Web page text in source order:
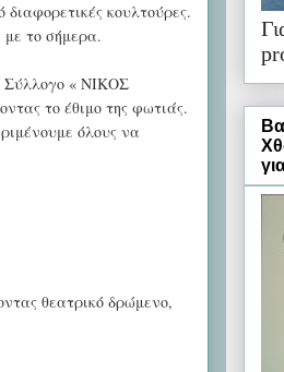
κουλτούρες.
το σήμερα.
Σύλλογο « ΝΙΚΟΣ
το έθιμο της φωτιάς.
όλους να
θεατρικό δρώμενο,